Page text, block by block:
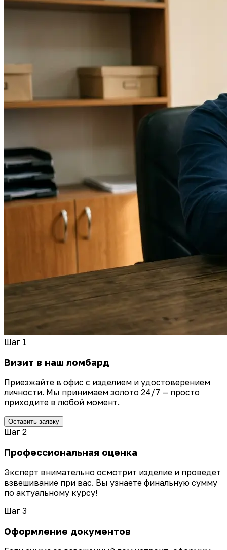
Шаг 1
Визит в наш ломбард
Приезжайте в офис с изделием и удостоверением
личности. Мы принимаем золото 24/7 — просто
приходите в любой момент.
Оставить заявку
Шаг 2
Профессиональная оценка
Эксперт внимательно осмотрит изделие и проведет
взвешивание при вас. Вы узнаете финальную сумму
по актуальному курсу!
Шаг 3
Оформление документов